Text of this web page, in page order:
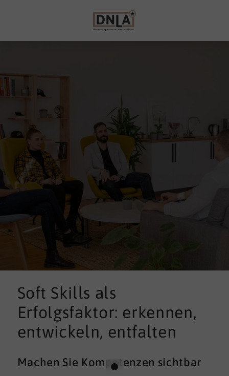
Soft Skills als
Erfolgsfaktor: erkennen,
entwickeln, entfalten
Machen Sie Kompetenzen sichtbar